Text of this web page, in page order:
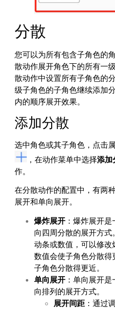
分散
您可以为所有包含子角色的
散动作展开角色下的所有一
散动作中设置所有子角色的
级子角色的子角色继续添加
内的顺序展开效果。
添加分散
选中角色或其子角色，点击
，在动作菜单中选择添加
作。
在分散动作的配置中，有两
展开和单向展开。
爆炸展开 ：爆炸展开
向四周分散的展开方式
动条或数值，可以修
数值会使子角色分散
子角色分散得更近。
单向展开 ：单向展开
向排列的展开方式。
展开间距 ：通过